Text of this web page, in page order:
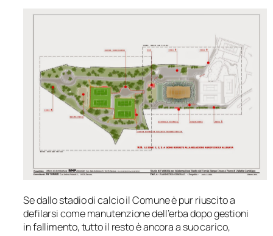
Se dallo stadio di calcio il Comune è pur riuscito a
defilarsi come manutenzione dell’erba dopo gestioni
in fallimento, tutto il resto è ancora a suo carico,